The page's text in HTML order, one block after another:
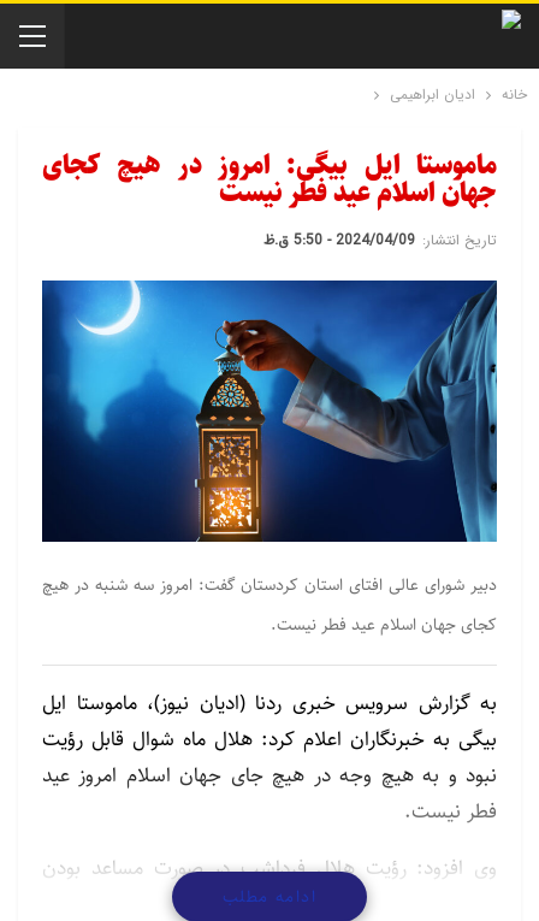
خانه ادیان ابراهیمی
ماموستا ایل بیگی: امروز در هیچ کجای
جهان اسلام عید فطر نیست
تاریخ انتشار: 2024/04/09 - 5:50 ق.ظ
دبیر شورای عالی افتای استان کردستان گفت: امروز سه شنبه در هیچ
کجای جهان اسلام عید فطر نیست.
به گزارش سرویس خبری ردنا (ادیان نیوز)، ماموستا ایل
بیگی به خبرنگاران اعلام کرد: هلال ماه شوال قابل رؤیت
نبود و به هیچ وجه در هیچ جای جهان اسلام امروز عید
فطر نیست.
وی افزود: رؤیت هلال فرداشب در صورت مساعد بودن
شرایط جوی با چشم غیر مسلح نیز امکانپذیر است.
ادامه مطلب